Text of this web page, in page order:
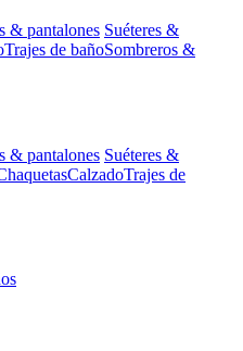
& pantalones Suéteres &
Trajes de bañoSombreros &
& pantalones Suéteres &
CalzadoTrajes de